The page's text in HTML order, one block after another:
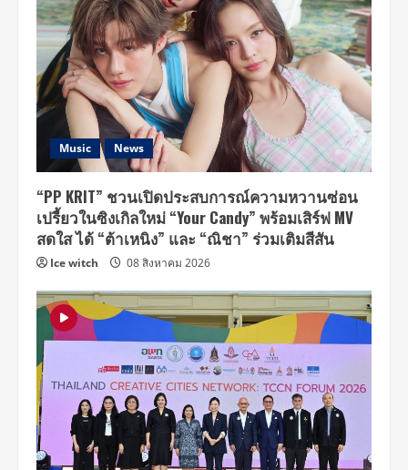
Music News
“PP KRIT” ชวนเปิดประสบการณ์ความหวานซ่อน
เปรี้ยวในซิงเกิลใหม่ “Your Candy” พร้อมเสิร์ฟ MV
สดใส ได้ “ต้าเหนิง” และ “ณิชา” ร่วมเติมสีสัน
Ice witch 08 สิงหาคม 2026